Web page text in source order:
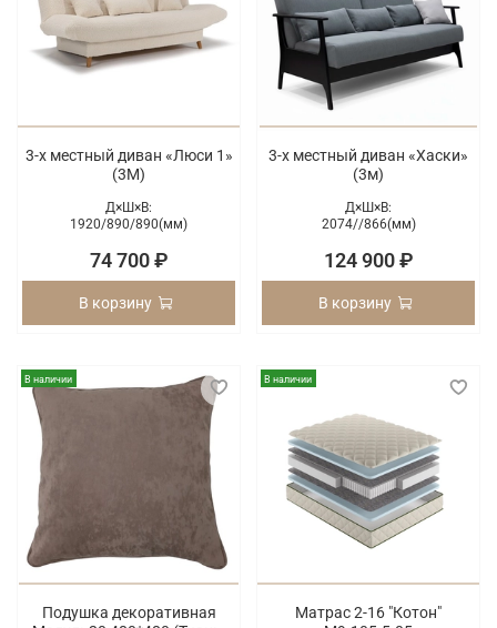
3-х местный диван «Люси 1»
(3М)
Д×Ш×В:
1920/890/890(мм)
74 700 ₽
В корзину
3-х местный диван «Хаски»
(3м)
Д×Ш×В:
2074//866(мм)
124 900 ₽
В корзину
В наличии
Подушка декоративная
В наличии
Матрас 2-16 "Котон"